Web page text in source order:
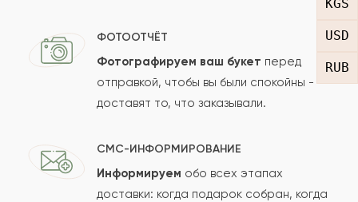
KGS
USD
RUB
Отзыв
Сколько будет
ФОТООТЧЁТ
Фотографируем ваш букет перед
отправкой, чтобы вы были спокойны -
доставят то, что заказывали.
СМС-ИНФОРМИРОВАНИЕ
Информируем обо всех этапах
доставки: когда подарок собран, когда